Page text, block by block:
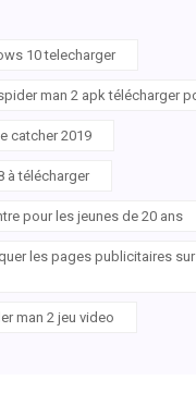
10 telecharger
man 2 apk télécharger
catcher 2019
à télécharger
pour les jeunes de 20 ans
les pages publicitaires
man 2 jeu video